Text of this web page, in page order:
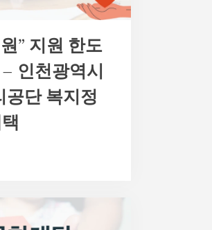
” 지원 한도
인천광역시
공단 복지정